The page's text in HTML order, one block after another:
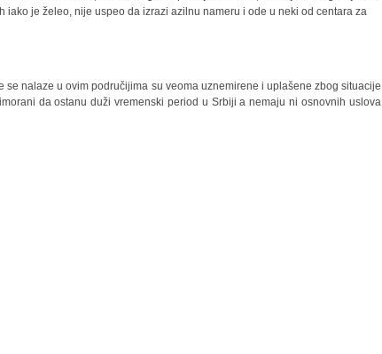
iako je želeo, nije uspeo da izrazi azilnu nameru i ode u neki od centara za
se nalaze u ovim područijima su veoma uznemirene i uplašene zbog situacije
da ostanu duži vremenski period u Srbiji a nemaju ni osnovnih uslova